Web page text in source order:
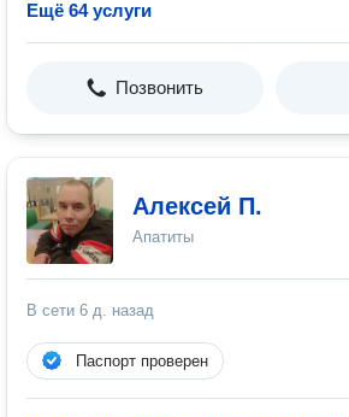
Ещё 64 услуги
Позвонить
Алексей П.
Апатиты
В сети 6 д. назад
Паспорт проверен